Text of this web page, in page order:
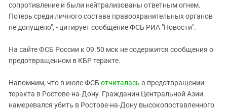
Южный Кавказ
ЮФО
сопротивление и были нейтрализованы ответным огнем.
Потерь среди личного состава правоохранительных органов
не допущено", - цитирует сообщение ФСБ РИА "Новости".
На сайте ФСБ России к 09.50 мск не содержится сообщения о
предотвращенном в КБР теракте.
Напомним, что в июле ФСБ отчиталась о предотвращении
теракта в Ростове-на-Дону. Гражданин Центральной Азии
намеревался убить в Ростове-на-Дону высокопоставленного